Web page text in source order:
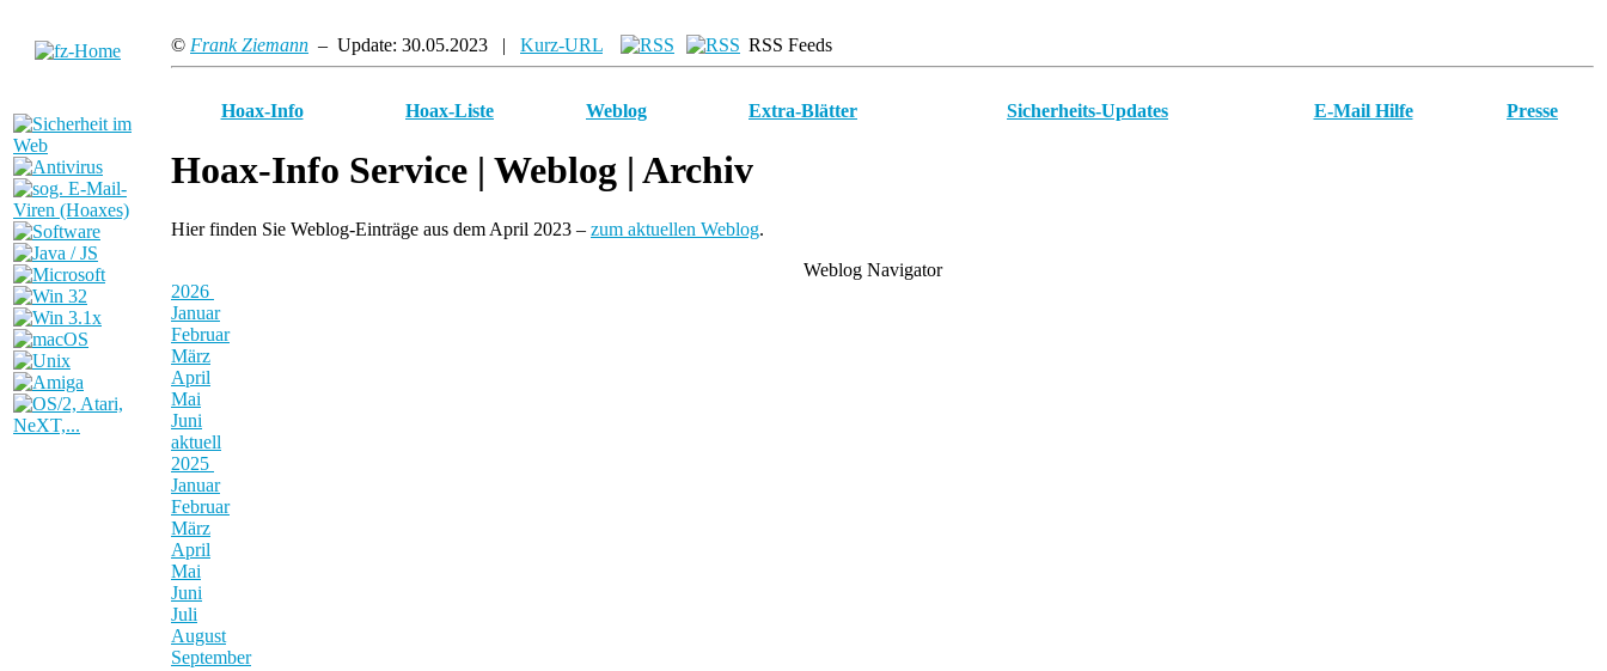
© Frank Ziemann – Update: 30.05.2023 | Kurz-URL RSS Feeds
Hoax-Info Hoax-Liste Weblog Extra-Blätter Sicherheits-Updates E-Mail Hilfe Presse
Hoax-Info Service | Weblog | Archiv
Hier finden Sie Weblog-Einträge aus dem April 2023 – zum aktuellen Weblog.
Weblog Navigator
2026
Januar
Februar
März
April
Mai
Juni
aktuell
2025
Januar
Februar
März
April
Mai
Juni
Juli
August
September